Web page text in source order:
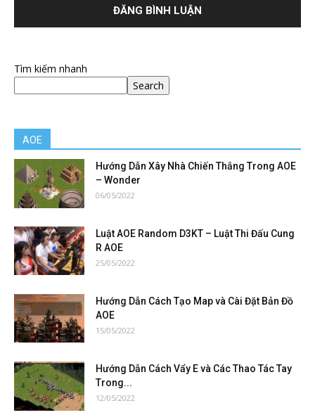
Tìm kiếm nhanh
Search
AOE
Hướng Dẫn Xây Nhà Chiến Thắng Trong AOE
– Wonder
06/05/2022
Luật AOE Random D3KT – Luật Thi Đấu Cung
R AOE
25/05/2022
Hướng Dẫn Cách Tạo Map và Cài Đặt Bản Đồ
AOE
15/05/2022
Hướng Dẫn Cách Vẩy E và Các Thao Tác Tay
Trong...
12/05/2022